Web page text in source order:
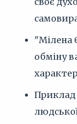
"Мілена
обміну
Приклад